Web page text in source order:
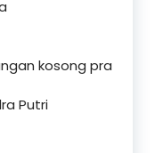
kosong pra
Putri